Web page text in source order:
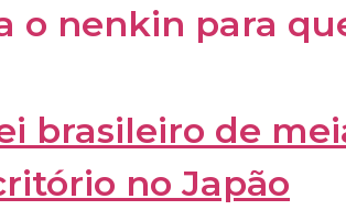
o nenkin para